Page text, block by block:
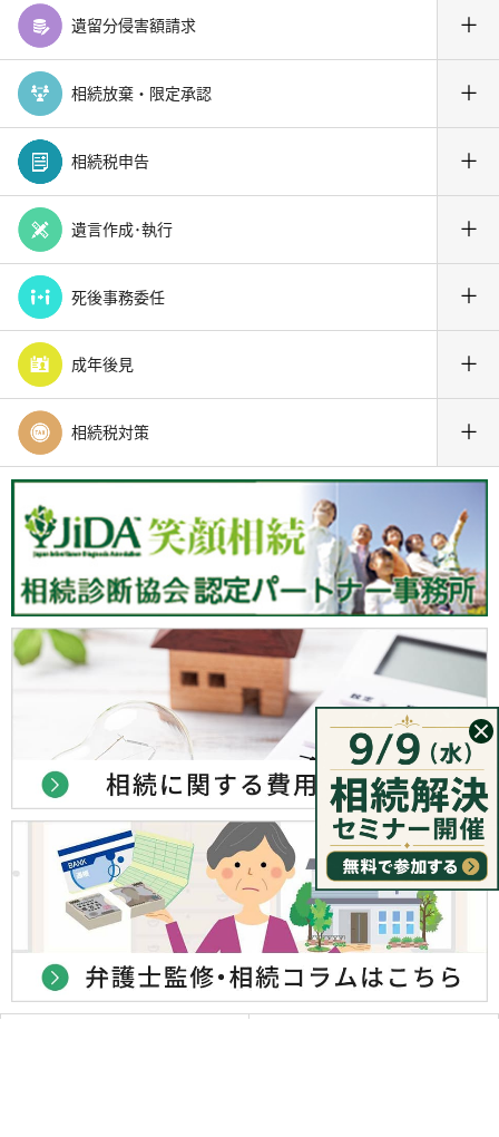
遺留分侵害額請求 ＋
相続放棄・限定承認 ＋
相続税申告 ＋
遺言作成･執行 ＋
死後事務委任 ＋
成年後見 ＋
相続税対策 ＋